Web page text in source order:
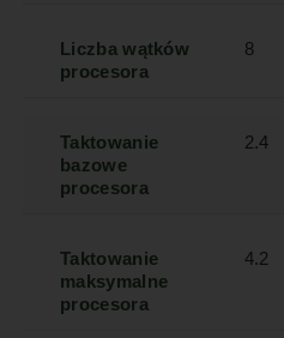
Liczba wątków
procesora
8
Taktowanie
bazowe
procesora
2.4
Taktowanie
maksymalne
procesora
4.2